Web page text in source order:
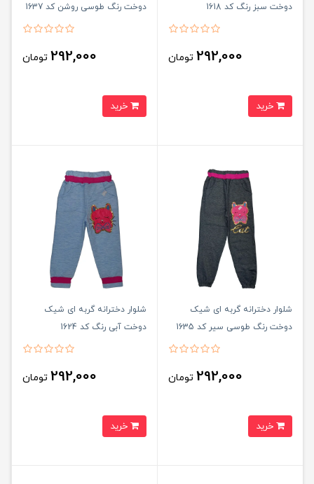
دوخت سبز رنگ کد 1618
292,000 تومان
دوخت رنگ طوسی روشن کد 1637
292,000 تومان
شلوار دخترانه گربه ای شیک
دوخت رنگ طوسی سیر کد 1635
292,000 تومان
شلوار دخترانه گربه ای شیک
دوخت آبی رنگ کد 1624
292,000 تومان